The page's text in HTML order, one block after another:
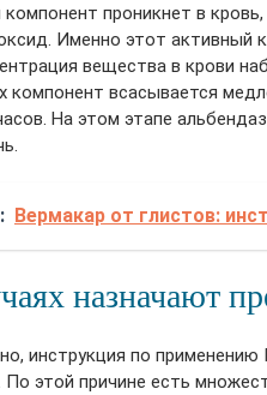
проникнет в
Именно этот активный
вещества в крови
компонент всасывается
На этом этапе
Вермакар от глистов:
назначают
инструкция по
По этой причине есть